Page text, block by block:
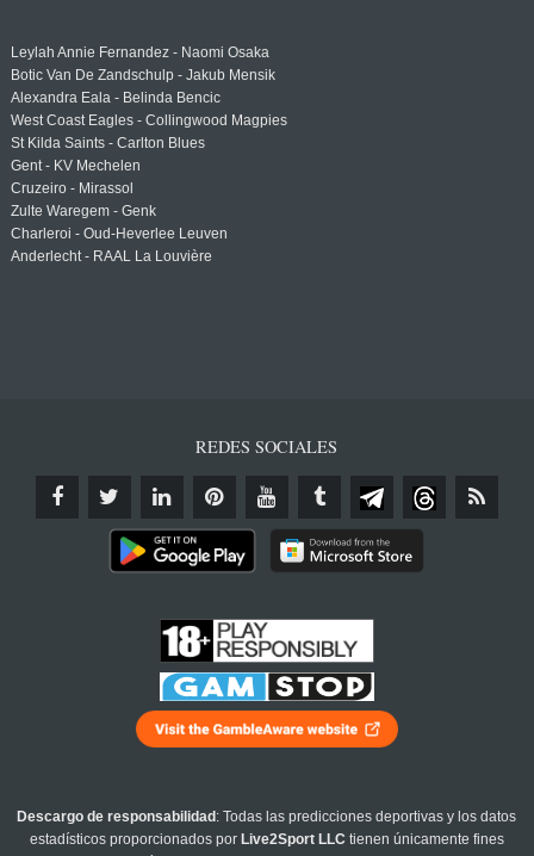
Leylah Annie Fernandez - Naomi Osaka
Botic Van De Zandschulp - Jakub Mensik
Alexandra Eala - Belinda Bencic
West Coast Eagles - Collingwood Magpies
St Kilda Saints - Carlton Blues
Gent - KV Mechelen
Cruzeiro - Mirassol
Zulte Waregem - Genk
Charleroi - Oud-Heverlee Leuven
Anderlecht - RAAL La Louvière
REDES SOCIALES
Descargo de responsabilidad : Todas las predicciones deportivas y los datos
estadísticos proporcionados por Live2Sport LLC tienen únicamente fines